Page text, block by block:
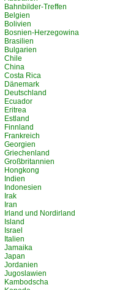
Bahnbilder-Treffen
Belgien
Bolivien
Bosnien-Herzegowina
Brasilien
Bulgarien
Chile
China
Costa Rica
Dänemark
Deutschland
Ecuador
Eritrea
Estland
Finnland
Frankreich
Georgien
Griechenland
Großbritannien
Hongkong
Indien
Indonesien
Irak
Iran
Irland und Nordirland
Island
Israel
Italien
Jamaika
Japan
Jordanien
Jugoslawien
Kambodscha